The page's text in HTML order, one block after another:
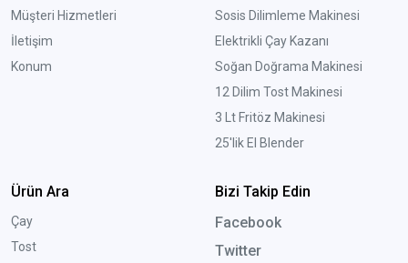
Müşteri Hizmetleri
İletişim
Konum
Sosis Dilimleme Makinesi
Elektrikli Çay Kazanı
Soğan Doğrama Makinesi
12 Dilim Tost Makinesi
3 Lt Fritöz Makinesi
25'lik El Blender
Ürün Ara
Çay
Tost
Bizi Takip Edin
Facebook
Twitter